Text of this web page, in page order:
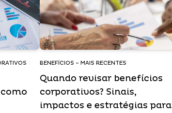
BENEFÍCIOS – MAIS RECENTES
Quando revisar benefícios
corporativos? Sinais,
impactos e estratégias para